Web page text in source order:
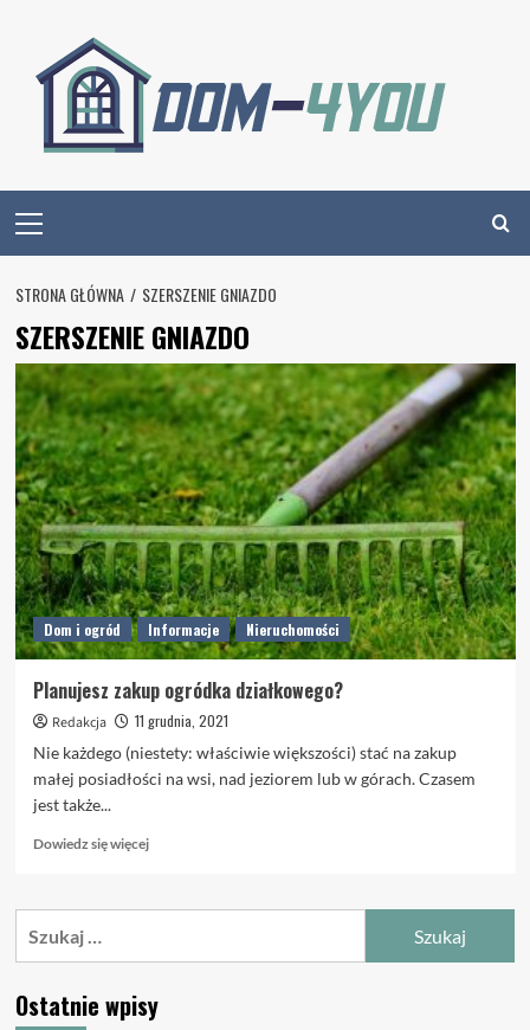
content
Menu
STRONA GŁÓWNA SZERSZENIE GNIAZDO
SZERSZENIE GNIAZDO
Dom i ogród Informacje Nieruchomości
Planujesz zakup ogródka działkowego?
Redakcja
11 grudnia, 2021
Nie każdego (niestety: właściwie większości) stać na zakup
małej posiadłości na wsi, nad jeziorem lub w górach. Czasem
jest także...
Dowiedz się więcejDowiedz
o
działkowego?
Ostatnie wpisy